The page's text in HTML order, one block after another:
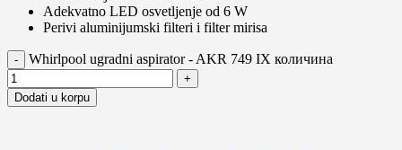
Adekvatno LED osvetljenje od 6 W
Perivi aluminijumski filteri i filter mirisa
Whirlpool ugradni aspirator - AKR 749 IX количина
Dodati u korpu